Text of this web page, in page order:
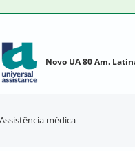
Novo UA 80 Am.
Assistência médica